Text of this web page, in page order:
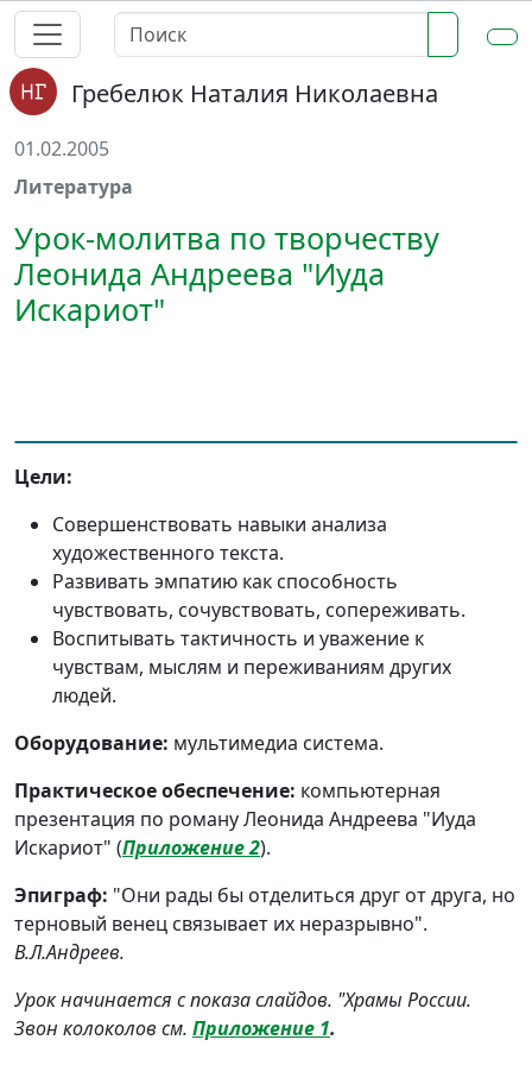
Гребелюк Наталия Николаевна
01.02.2005
Литература
Урок-молитва по творчеству
Леонида Андреева "Иуда
Искариот"
Цели:
Совершенствовать навыки анализа
художественного текста.
Развивать эмпатию как способность
чувствовать, сочувствовать, сопереживать.
Воспитывать тактичность и уважение к
чувствам, мыслям и переживаниям других
людей.
Оборудование: мультимедиа система.
Практическое обеспечение: компьютерная
презентация по роману Леонида Андреева "Иуда
Искариот" (Приложение 2).
Эпиграф: "Они рады бы отделиться друг от друга, но
терновый венец связывает их неразрывно".
В.Л.Андреев.
Урок начинается с показа слайдов. "Храмы России.
Звон колоколов см. Приложение 1.